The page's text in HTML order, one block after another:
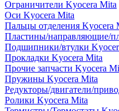
Ограничители Kyocera Mita
Оси Kyocera Mita
Пальцы отделения Kyocera
Пластины/направляющие/
Подшипники/втулки
Прокладки Kyocera Mita
Прочие запчасти Kyocera
Пружины Kyocera Mita
Редукторы/двигатели/
Ролики Kyocera Mita